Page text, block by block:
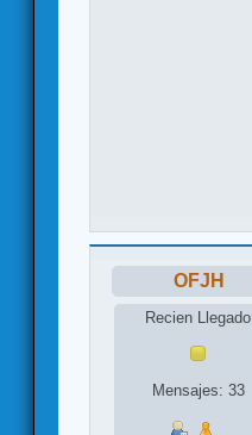
OFJH
Recien Llegado
Mensajes: 33